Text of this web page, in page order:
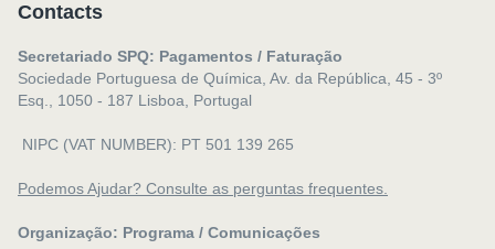
Contacts
Secretariado SPQ: Pagamentos / Faturação
Sociedade Portuguesa de Química, Av. da República, 45 - 3º
Esq., 1050 - 187 Lisboa, Portugal
NIPC (VAT NUMBER): PT 501 139 265
Podemos Ajudar? Consulte as perguntas frequentes.
Organização: Programa / Comunicações